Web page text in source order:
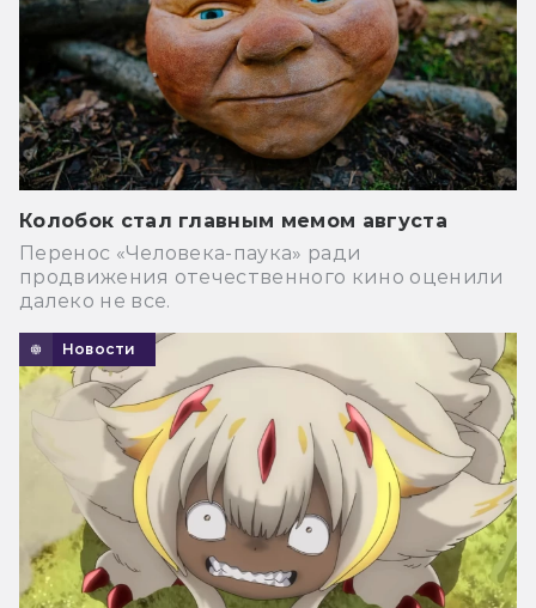
Колобок стал главным мемом августа
Перенос «Человека-паука» ради
продвижения отечественного кино оценили
далеко не все.
Новости